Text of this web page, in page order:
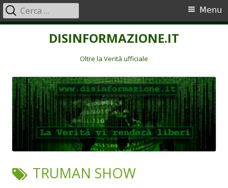
DISINFORMAZIONE.IT
Oltre la Verità ufficiale
Menu
principale
Menu
Ricerca
per:
TAG:
TRUMAN SHOW